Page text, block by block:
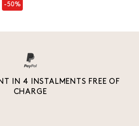
-50%
IN 4 INSTALMENTS FREE OF
CHARGE